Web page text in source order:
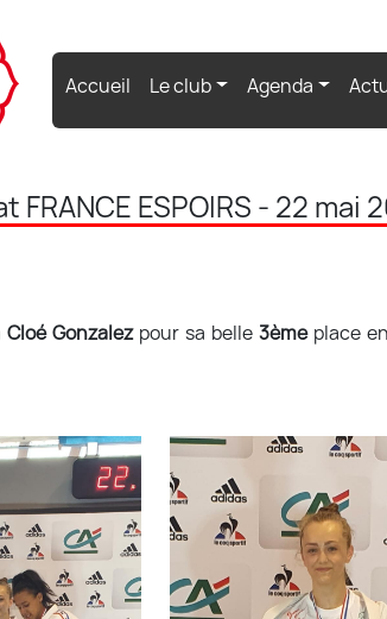
Accueil (current)
Le club Agenda
FRANCE ESPOIRS - 22 mai
Cloé Gonzalez pour sa belle3ème place